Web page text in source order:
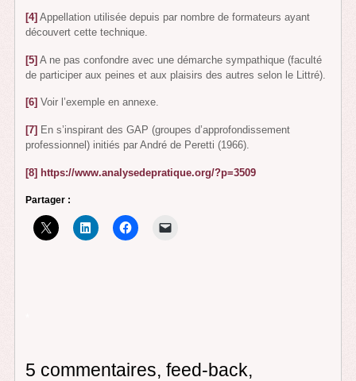
[4] Appellation utilisée depuis par nombre de formateurs ayant
découvert cette technique.
[5] A ne pas confondre avec une démarche sympathique (faculté
de participer aux peines et aux plaisirs des autres selon le Littré).
[6] Voir l’exemple en annexe.
[7] En s’inspirant des GAP (groupes d’approfondissement
professionnel) initiés par André de Peretti (1966).
[8] https://www.analysedepratique.org/?p=3509
Partager :
5 commentaires, feed-back,